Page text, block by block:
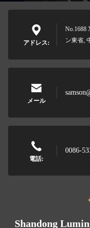
アドレス:
No.1688
ン東省,
メール
電話:
0086-
Shandong